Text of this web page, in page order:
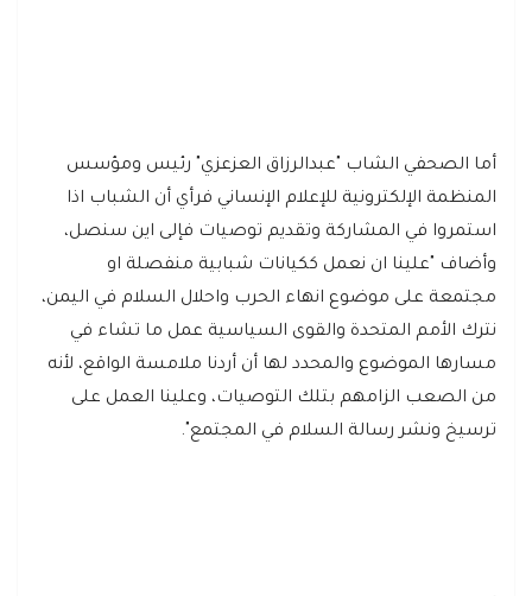
أما الصحفي الشاب "عبدالرزاق العزعزي" رئيس ومؤسس
المنظمة الإلكترونية للإعلام الإنساني فرأي أن الشباب اذا
استمروا في المشاركة وتقديم توصيات فإلى اين سنصل،
وأضاف "علينا ان نعمل ككيانات شبابية منفصلة او
مجتمعة على موضوع انهاء الحرب واحلال السلام في اليمن،
نترك الأمم المتحدة والقوى السياسية عمل ما تشاء في
مسارها الموضوع والمحدد لها أن أردنا ملامسة الواقع، لأنه
من الصعب الزامهم بتلك التوصيات، وعلينا العمل على
ترسيخ ونشر رسالة السلام في المجتمع".